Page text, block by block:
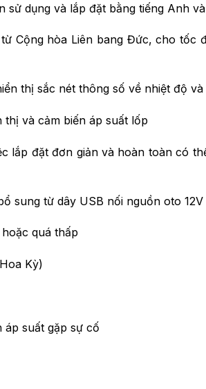
sử dụng và lắp đặt bằng tiếng Anh
Cộng hòa Liên bang Đức, cho tốc
thị sắc nét thông số về nhiệt độ
và cảm biến áp suất lốp
lắp đặt đơn giản và hoàn toàn có
sung từ dây USB nối nguồn oto
quá thấp
Kỳ)
suất gặp sự cố